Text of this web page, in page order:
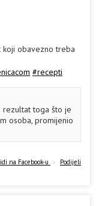
koji obavezno treba
#recepti
rezultat toga što je
osoba, promijenio
na Facebook-u · Podijeli